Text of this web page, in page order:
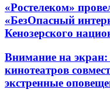
«Ростелеком»
«БезОпасный
Кенозерского
Внимание на
кинотеатров
экстренные